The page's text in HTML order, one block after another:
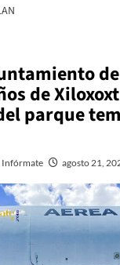
de
parque
Infórmate agosto 21,